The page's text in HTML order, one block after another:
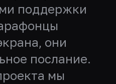
поддержки
они
послание.
мы